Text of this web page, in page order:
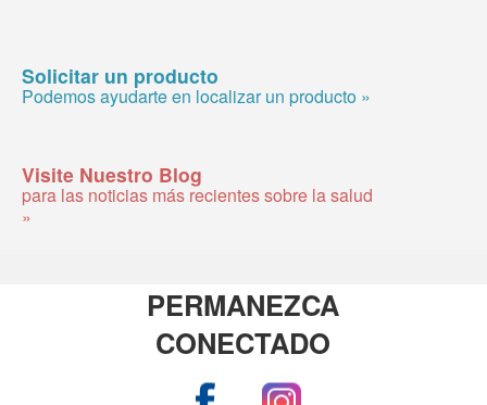
Solicitar un producto
Podemos ayudarte en localizar un producto »
Visite Nuestro Blog
para las noticias más recientes sobre la salud
»
PERMANEZCA
CONECTADO